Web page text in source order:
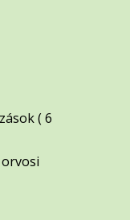
( 6